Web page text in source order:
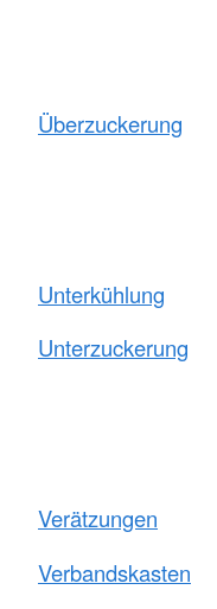
Überzuckerung
Unterkühlung
Unterzuckerung
Verätzungen
Verbandskasten